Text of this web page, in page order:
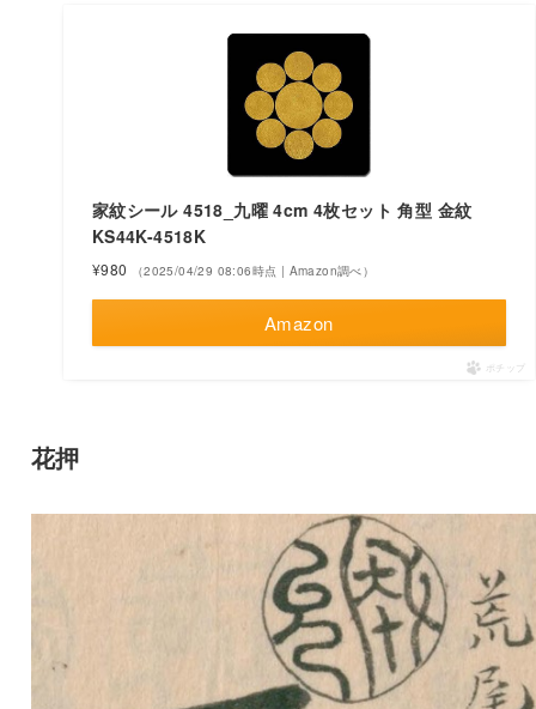
家紋シール 4518_九曜 4cm 4枚セット 角型 金紋
KS44K-4518K
¥980 （2025/04/29 08:06時点 | Amazon調べ）
Amazon
ポチップ
花押